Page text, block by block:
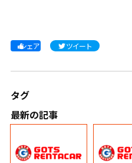
シェア ツイート
タグ
最新の記事